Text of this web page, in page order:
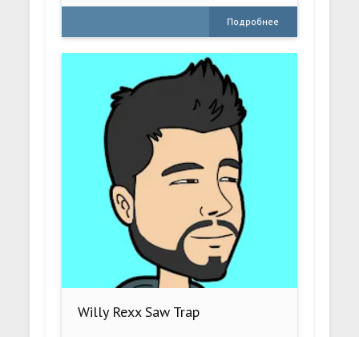
Подробнее
Willy Rexx Saw Trap